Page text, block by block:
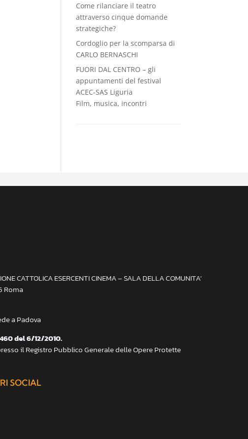
Come rilanciare il teatro
attraverso cinque domande
strategiche?
Cordoglio per la scomparsa di
CARLO BERNASCHI
FUORI DAL CENTRO – gli
appuntamenti del festival
ACEC-SAS Liguria
Film, musica, incontri
CATTOLICA ESERCENTI CINEMA – SALA DELLA COMUNITA’
Roma
a Padova
del 6/12/2010.
il Registro Pubblico Generale delle Opere Protette
SOCIAL